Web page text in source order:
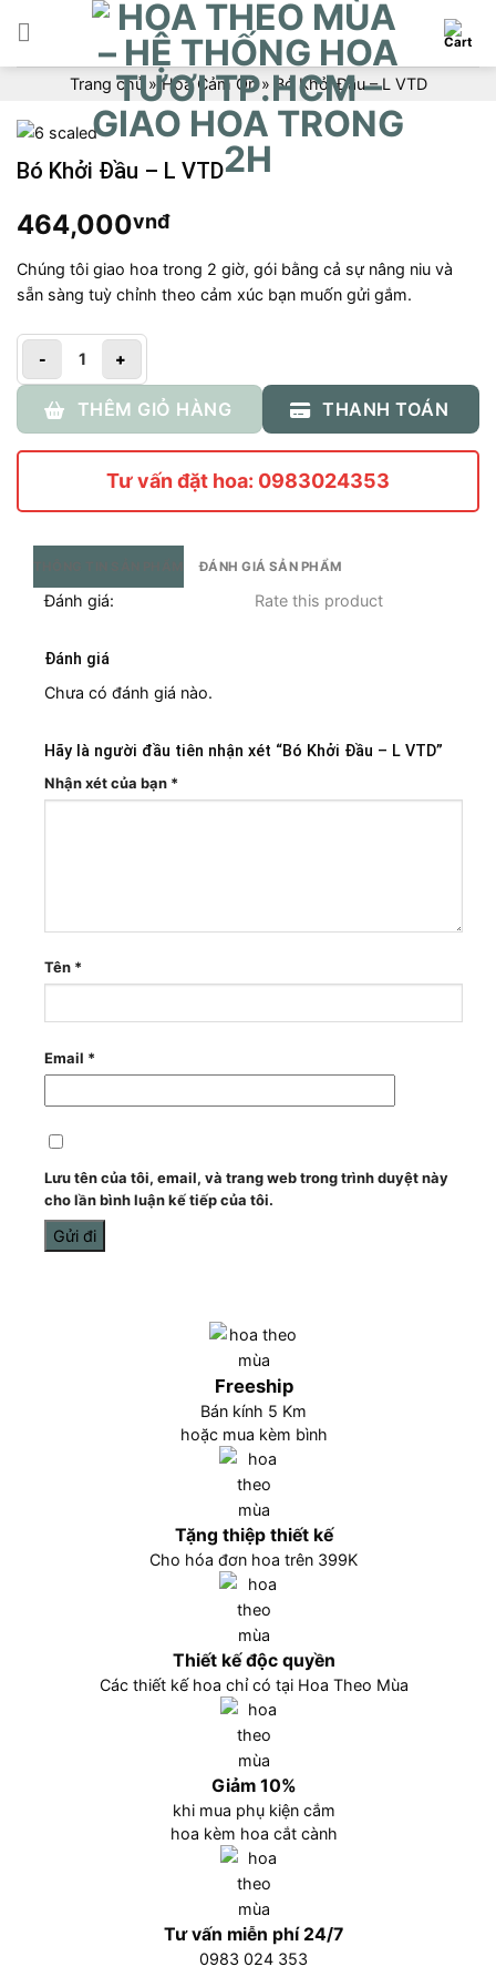
content
Trang chủ » Hoa Cảm Ơn» Bó Khởi Đầu – L VTD
Bó Khởi Đầu – L VTD
464,000vnđ
Chúng tôi giao hoa trong 2 giờ, gói bằng cả sự nâng niu và
sẵn sàng tuỳ chỉnh theo cảm xúc bạn muốn gửi gắm.
Số lượng
THÊM GIỎ HÀNG THANH TOÁN
Tư vấn đặt hoa: 0983024353
ĐÁNH GIÁ SẢN PHẨM
Đánh giá: Rate this product
Đánh giá
Chưa có đánh giá nào.
Hãy là người đầu tiên nhận xét “Bó Khởi Đầu – L VTD”
Nhận xét của bạn *
Tên *
Email *
Lưu tên của tôi, email, và trang web trong trình duyệt này
cho lần bình luận kế tiếp của tôi.
Freeship
Bán kính 5 Km
hoặc mua kèm bình
Tặng thiệp thiết kế
Cho hóa đơn hoa trên 399K
Thiết kế độc quyền
Các thiết kế hoa chỉ có tại Hoa Theo Mùa
Giảm 10%
khi mua phụ kiện cắm
hoa kèm hoa cắt cành
Tư vấn miễn phí 24/7
0983 024 353